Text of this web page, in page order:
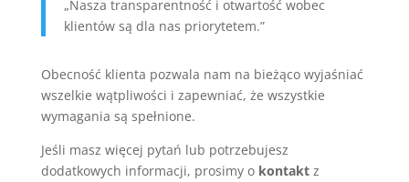
„Nasza transparentność i otwartość wobec
klientów są dla nas priorytetem.”
Obecność klienta pozwala nam na bieżąco wyjaśniać
wszelkie wątpliwości i zapewniać, że wszystkie
wymagania są spełnione.
Jeśli masz więcej pytań lub potrzebujesz
dodatkowych informacji, prosimy o kontaktz